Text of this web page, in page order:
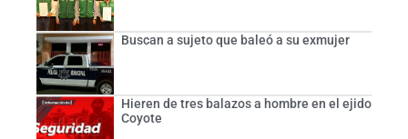
Buscan a sujeto que baleó a su exmujer
Hieren de tres balazos a hombre en el ejido
Coyote